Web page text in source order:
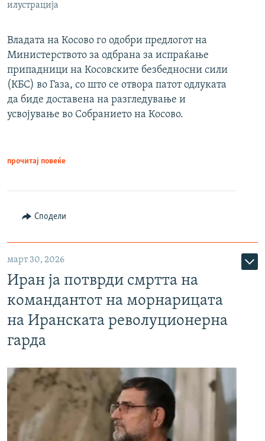
илустрација
Владата на Косово го одобри предлогот на
Министерството за одбрана за испраќање
припадници на Косовските безбедносни сили
(КБС) во Газа, со што се отвора патот одлуката
да биде доставена на разгледување и
усвојување во Собранието на Косово.
прочитај повеќе
Сподели
март 30, 2026
Иран ја потврди смртта на
командантот на морнарицата
на Иранската револуционерна
гарда